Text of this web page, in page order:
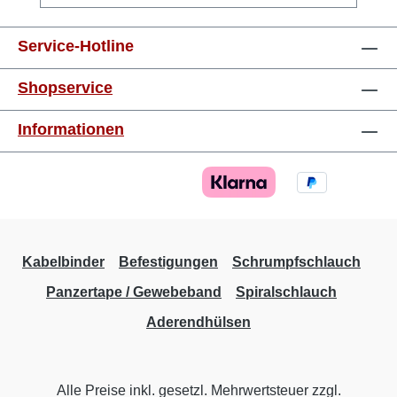
mm 10,0 mm²elfenbein12 mm 16,0
mm²grün12 mm 25,0 mm²braun16 mm 35,0
mm²grau16 mm 50,0 mm²olive20 mm
Service-Hotline
Shopservice
Informationen
Kabelbinder Befestigungen
Schrumpfschlauch
Panzertape / Gewebeband
Spiralschlauch
Aderendhülsen
Alle Preise inkl. gesetzl. Mehrwertsteuer zzgl.